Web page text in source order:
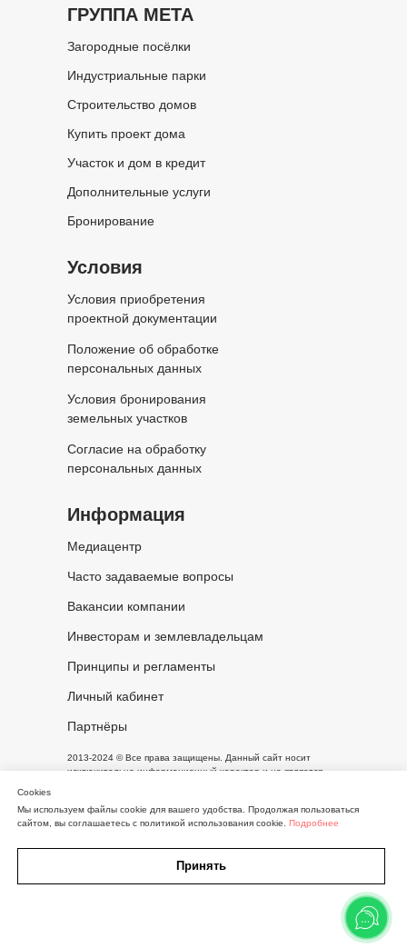
Cookies
Мы используем файлы cookie для вашего удобства. Продолжая пользоваться
сайтом, вы соглашаетесь с политикой использования cookie. Подробнее
Принять
2013-2024 © Все права защищены. Данный сайт носит
исключительно информационный характер и не является
ГРУППА МЕТА
Загородные посёлки
Индустриальные парки
Строительство домов
Купить проект дома
Участок и дом в кредит
Дополнительные услуги
Бронирование
Условия
Информация
Условия приобретения
проектной документации
Медиацентр
Положение об обработке
персональных данных
Часто задаваемые вопросы
Условия бронирования
земельных участков
Вакансии компании
Согласие на обработку
персональных данных
Инвесторам и землевладельцам
Принципы и регламенты
Личный кабинет
Письмо руководителю
Партнёры